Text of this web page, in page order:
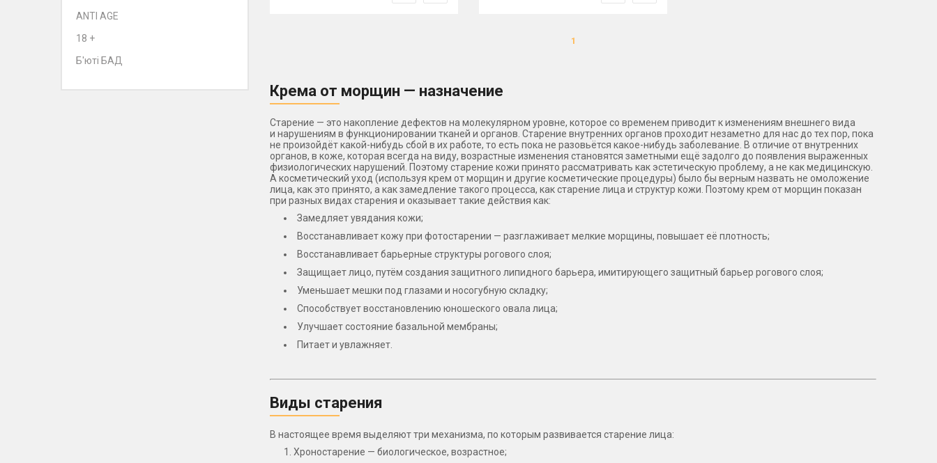
ANTI AGE
18 +
Б'юті БАД
1
Крема от морщин — назначение
Старение — это накопление дефектов на молекулярном уровне, которое со временем приводит к изменениям внешнего вида
и нарушениям в функционировании тканей и органов. Старение внутренних органов проходит незаметно для нас до тех пор, пока
не произойдёт какой-нибудь сбой в их работе, то есть пока не разовьётся какое-нибудь заболевание. В отличие от внутренних
органов, в коже, которая всегда на виду, возрастные изменения становятся заметными ещё задолго до появления выраженных
физиологических нарушений. Поэтому старение кожи принято рассматривать как эстетическую проблему, а не как медицинскую.
А косметический уход (используя крем от морщин и другие косметические процедуры) было бы верным назвать не омоложение
лица, как это принято, а как замедление такого процесса, как старение лица и структур кожи. Поэтому крем от морщин показан
при разных видах старения и оказывает такие действия как:
Замедляет увядания кожи;
Восстанавливает кожу при фотостарении — разглаживает мелкие морщины, повышает её плотность;
Восстанавливает барьерные структуры рогового слоя;
Защищает лицо, путём создания защитного липидного барьера, имитирующего защитный барьер рогового слоя;
Уменьшает мешки под глазами и носогубную складку;
Способствует восстановлению юношеского овала лица;
Улучшает состояние базальной мембраны;
Питает и увлажняет.
Виды старения
В настоящее время выделяют три механизма, по которым развивается старение лица:
Хроностарение — биологическое, возрастное;